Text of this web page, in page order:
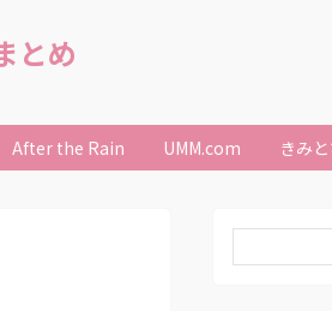
とめ
After the Rain UMM.com きみと